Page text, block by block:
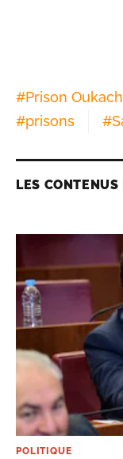
#Prison
#prisons #
LES CONTENUS
POLITIQUE